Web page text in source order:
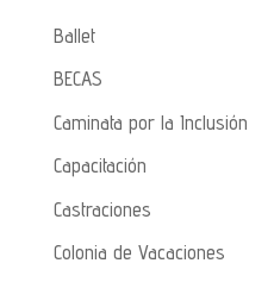
Ballet
BECAS
Caminata por la Inclusión
Capacitación
Castraciones
Colonia de Vacaciones